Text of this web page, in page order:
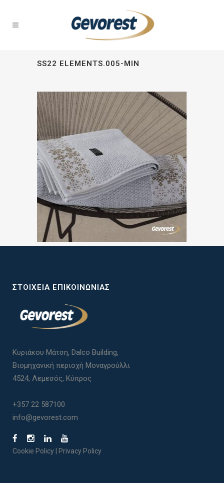
SS22 ELEMENTS.005-MIN
ΣΤΟΙΧΕΊΑ ΕΠΙΚΟΙΝΩΝΊΑΣ
Κυριάκου Μάτση, Dalco Building,
Βιομηχανική περιοχή Μοναγρούλλι
4524, Λεμεσός, Κύπρος
+357 22 587100
info@gevorest.com
Cookie Policy Privacy Policy